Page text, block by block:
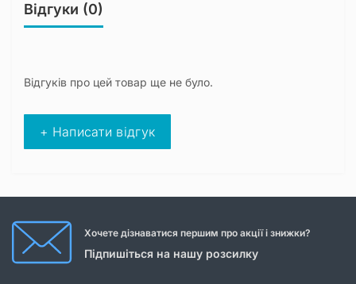
Відгуки (0)
Відгуків про цей товар ще не було.
+ Написати відгук
Хочете дізнаватися першим про акції і знижки?
Підпишіться на нашу розсилку